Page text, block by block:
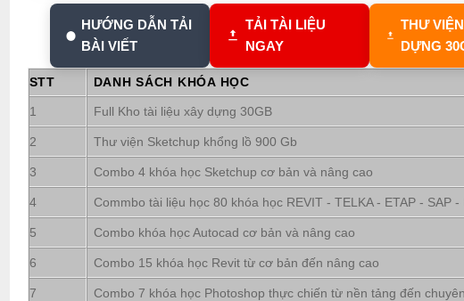
HƯỚNG DẪN TẢI
BÀI VIẾT
TẢI TÀI LIỆU
NGAY
THƯ
DỰNG
STT DANH SÁCH KHÓA HỌC
1 Full Kho tài liệu xây dựng 30GB
2 Thư viện Sketchup khổng lồ 900 Gb
3 Combo 4 khóa học Sketchup cơ bản và nâng cao
4 Commbo tài liệu học 80 khóa học REVIT - TELKA - ETAP - SAP -
5 Combo khóa học Autocad cơ bản và nâng cao
6 Combo 15 khóa học Revit từ cơ bản đến nâng cao
7 Combo 7 khóa học Photoshop thực chiến từ nền tảng đến